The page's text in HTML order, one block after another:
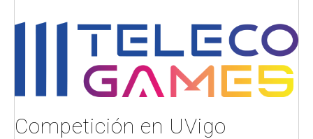
Competición en UVigo